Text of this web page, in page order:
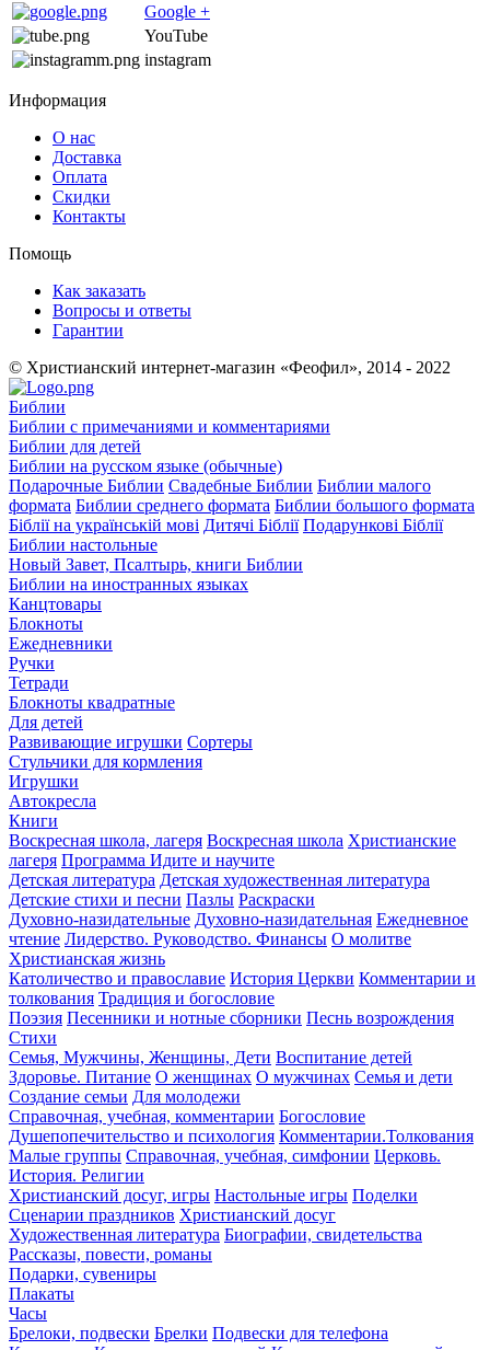
Google +
YouTube
instagram
Информация
О нас
Доставка
Оплата
Скидки
Контакты
Помощь
Как заказать
Вопросы и ответы
Гарантии
© Христианский интернет-магазин «Феофил», 2014 - 2022
Библии
Библии с примечаниями и комментариями
Библии для детей
Библии на русском языке (обычные)
Подарочные Библии Свадебные Библии Библии малого
формата Библии среднего формата Библии большого формата
Біблії на українській мові Дитячі Біблії Подарункові Біблії
Библии настольные
Новый Завет, Псалтырь, книги Библии
Библии на иностранных языках
Канцтовары
Блокноты
Ежедневники
Ручки
Тетради
Блокноты квадратные
Для детей
Развивающие игрушки Сортеры
Стульчики для кормления
Игрушки
Автокресла
Книги
Воскресная школа, лагеря Воскресная школа Христианские
лагеря Программа Идите и научите
Детская литература Детская художественная литература
Детские стихи и песни Пазлы Раскраски
Духовно-назидательные Духовно-назидательная Ежедневное
чтение Лидерство. Руководство. Финансы О молитве
Христианская жизнь
Католичество и православие История Церкви Комментарии и
толкования Традиция и богословие
Поэзия Песенники и нотные сборники Песнь возрождения
Стихи
Семья, Мужчины, Женщины, Дети Воспитание детей
Здоровье. Питание О женщинах О мужчинах Семья и дети
Создание семьи Для молодежи
Справочная, учебная, комментарии Богословие
Душепопечительство и психология Комментарии.Толкования
Малые группы Справочная, учебная, симфонии Церковь.
История. Религии
Христианский досуг, игры Настольные игры Поделки
Сценарии праздников Христианский досуг
Художественная литература Биографии, свидетельства
Рассказы, повести, романы
Подарки, сувениры
Плакаты
Часы
Брелоки, подвески Брелки Подвески для телефона